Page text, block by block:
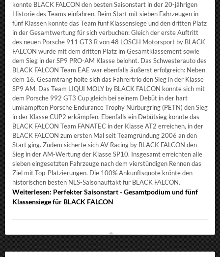
konnte BLACK FALCON den besten Saisonstart in der 20-jährigen
Historie des Teams einfahren. Beim Start mit sieben Fahrzeugen in
fünf Klassen konnte das Team fünf Klassensiege und den dritten Platz
in der Gesamtwertung für sich verbuchen: Gleich der erste Auftritt
des neuen Porsche 911 GT3 R von 48 LOSCH Motorsport by BLACK
FALCON wurde mit dem dritten Platz im Gesamtklassement sowie
dem Sieg in der SP9 PRO-AM Klasse belohnt. Das Schwesterauto des
BLACK FALCON Team EAE war ebenfalls äußerst erfolgreich: Neben
dem 16. Gesamtrang holte sich das Fahrertrio den Sieg in der Klasse
SP9 AM. Das Team LIQUI MOLY by BLACK FALCON konnte sich mit
dem Porsche 992 GT3 Cup gleich bei seinem Debüt in der hart
umkämpften Porsche Endurance Trophy Nürburgring (PETN) den Sieg
in der Klasse CUP2 erkämpfen. Ebenfalls ein Debütsieg konnte das
BLACK FALCON Team FANATEC in der Klasse AT2 erreichen, in der
BLACK FALCON zum ersten Mal seit Teamgründung 2006 an den
Start ging. Zudem sicherte sich AV Racing by BLACK FALCON den
Sieg in der AM-Wertung der Klasse SP10. Insgesamt erreichten alle
sieben eingesetzten Fahrzeuge nach dem vierstündigen Rennen das
Ziel mit Top-Platzierungen. Die 100% Ankunftsquote krönte den
historischen besten NLS-Saisonauftakt für BLACK FALCON.
Weiterlesen: Perfekter Saisonstart - Gesamtpodium und fünf
Klassensiege für BLACK FALCON